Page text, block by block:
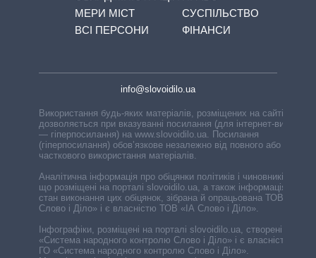
МЕРИ МІСТ
ВСІ ПЕРСОНИ
СУСПІЛЬСТВО
ФІНАНСИ
info@slovoidilo.ua
Використання будь-яких матеріалів, розміщених на сайті,
дозволяється при вказуванні посилання (для інтернет-видань
— гіперпосилання) на www.slovoidilo.ua. Посилання
(гіперпосилання) обов’язкове незалежно від повного або
часткового використання матеріалів.
Аналітична інформація про обіцянки політиків і чиновників,
що розміщені на порталі slovoidilo.ua, а також інформація про
стан виконання цих обіцянок, зібрана й опрацьована ТОВ «ІА
Слово і Діло» і є власністю ТОВ «ІА Слово і Діло».
Інфографіки, розміщені на порталі slovoidilo.ua, створені ГО
«Система народного контролю Слово і Діло» і є власністю
ГО «Система народного контролю Слово і Діло».